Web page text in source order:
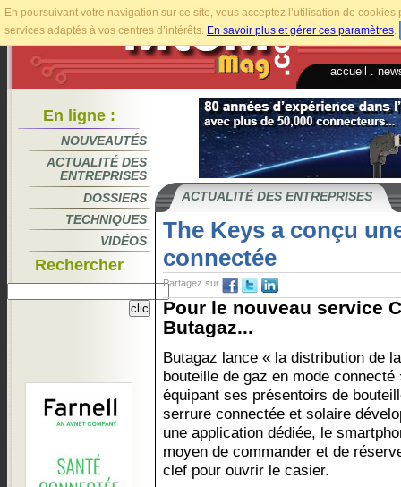
En poursuivant votre navigation sur ce site, vous acceptez l’utilisation de
services adaptés à vos centres d’intérêts. En savoir plus et gérer ces paramètres.
accueil
En ligne :
NOUVEAUTÉS
ACTUALITÉ DES
ENTREPRISES
DOSSIERS
TECHNIQUES
VIDÉOS
Rechercher
ACTUALITÉ DES ENTREPRISES
The Keys a conçu
connectée
Partagez sur
Pour le nouveau service
Butagaz...
Butagaz lance « la distribution de la
bouteille de gaz en mode connecté
équipant ses présentoirs de
serrure connectée et solaire
une application dédiée, le
moyen de commander et de
clef pour ouvrir le casier.